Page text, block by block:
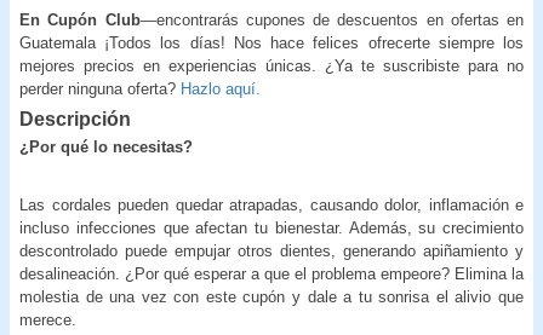
En Cupón Club—encontrarás cupones de descuentos en ofertas en
Guatemala ¡Todos los días! Nos hace felices ofrecerte siempre los
mejores precios en experiencias únicas. ¿Ya te suscribiste para no
perder ninguna oferta? Hazlo aquí.
Descripción
¿Por qué lo necesitas?
Las cordales pueden quedar atrapadas, causando dolor, inflamación e
incluso infecciones que afectan tu bienestar. Además, su crecimiento
descontrolado puede empujar otros dientes, generando apiñamiento y
desalineación. ¿Por qué esperar a que el problema empeore? Elimina la
molestia de una vez con este cupón y dale a tu sonrisa el alivio que
merece.